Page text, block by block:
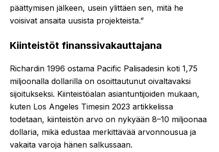
päättymisen jälkeen, usein ylittäen sen, mitä he
voisivat ansaita uusista projekteista.”
Kiinteistöt finanssivakauttajana
Richardin 1996 ostama Pacific Palisadesin koti 1,75
miljoonalla dollarilla on osoittautunut oivaltavaksi
sijoitukseksi. Kiinteistöalan asiantuntijoiden mukaan,
kuten Los Angeles Timesin 2023 artikkelissa
todetaan, kiinteistön arvo on nykyään 8–10 miljoonaa
dollaria, mikä edustaa merkittävää arvonnousua ja
vakaita varoja hänen salkussaan.